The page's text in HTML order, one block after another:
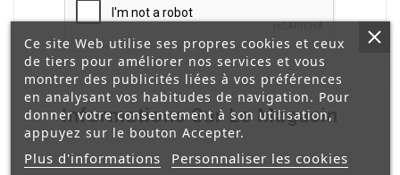
Informations Sur Le Magasin
Ce site Web utilise ses propres cookies et ceux
de tiers pour améliorer nos services et vous
montrer des publicités liées à vos préférences
en analysant vos habitudes de navigation. Pour
donner votre consentement à son utilisation,
appuyez sur le bouton Accepter.
Plus d'informations Personnaliser les cookies